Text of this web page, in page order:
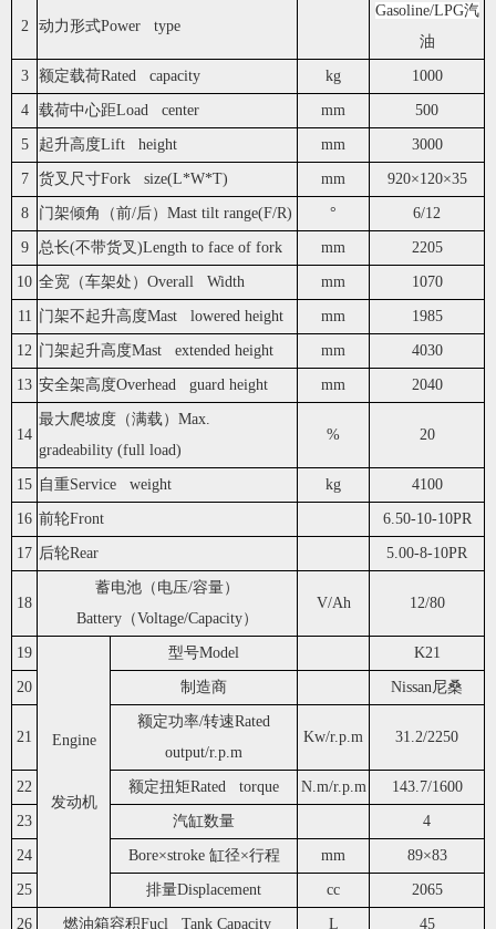
2 动力形式Power type
Gasoline/LPG汽
油
3 额定载荷Rated capacity kg 1000
4 载荷中心距Load center mm 500
5 起升高度Lift height mm 3000
7 货叉尺寸Fork size(L*W*T) mm 920×120×35
8 门架倾角（前/后）Mast tilt range(F/R) ° 6/12
9 总长(不带货叉)Length to face of fork mm 2205
10 全宽（车架处）Overall Width mm 1070
11 门架不起升高度Mast lowered height mm 1985
12 门架起升高度Mast extended height mm 4030
13 安全架高度Overhead guard height mm 2040
14
最大爬坡度（满载）Max.
gradeability (full load)
% 20
15 自重Service weight kg 4100
16 前轮Front 6.50-10-10PR
17 后轮Rear 5.00-8-10PR
18
蓄电池（电压/容量）
Battery（Voltage/Capacity）
V/Ah 12/80
19
Engine
发动机
型号Model K21
20 制造商 Nissan尼桑
21
额定功率/转速Rated
output/r.p.m
Kw/r.p.m 31.2/2250
22 额定扭矩Rated torque N.m/r.p.m 143.7/1600
23 汽缸数量 4
24 Bore×stroke 缸径×行程 mm 89×83
25 排量Displacement cc 2065
26 燃油箱容积Fucl Tank Capacity L 45